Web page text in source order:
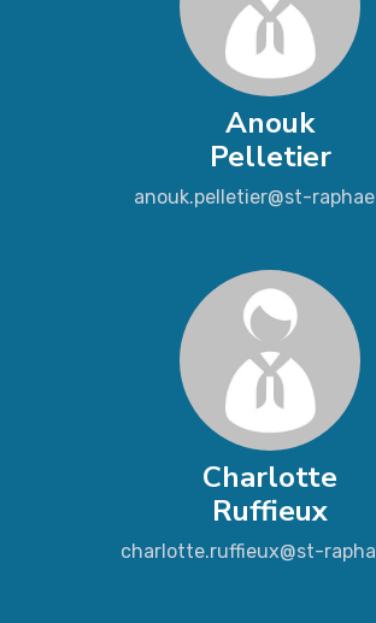
Anouk
Pelletier
anouk.pelletier@st-
Charlotte
Ruffieux
charlotte.ruffieux@st-